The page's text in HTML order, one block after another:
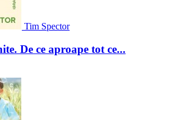
Tim Spector
De ce aproape tot ce...